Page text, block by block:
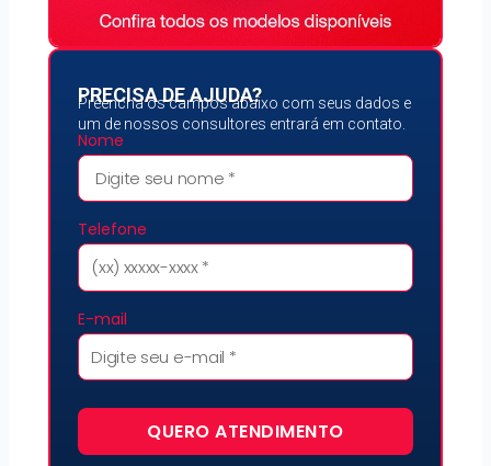
PRECISA DE AJUDA?
Preencha os campos abaixo com seus dados e
um de nossos consultores entrará em contato.
Nome
Telefone
E-mail
QUERO ATENDIMENTO